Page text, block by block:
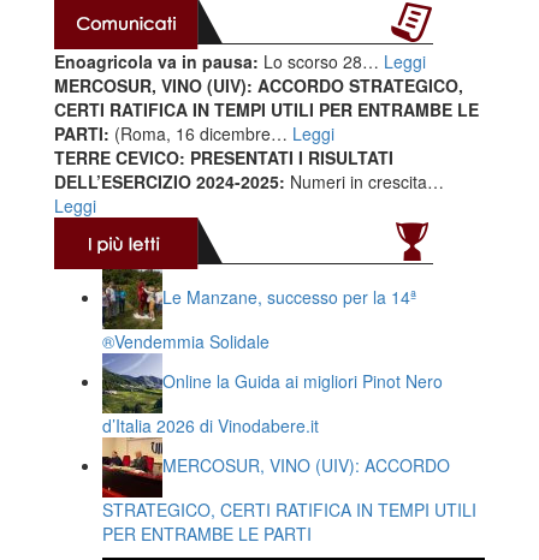
Enoagricola va in pausa: Lo scorso 28… Leggi
MERCOSUR, VINO (UIV): ACCORDO STRATEGICO,
CERTI RATIFICA IN TEMPI UTILI PER ENTRAMBE LE
PARTI: (Roma, 16 dicembre… Leggi
TERRE CEVICO: PRESENTATI I RISULTATI
DELL’ESERCIZIO 2024-2025: Numeri in crescita…
Leggi
Le Manzane, successo per la 14ª
®️Vendemmia Solidale
Online la Guida ai migliori Pinot Nero
d’Italia 2026 di Vinodabere.it
MERCOSUR, VINO (UIV): ACCORDO
STRATEGICO, CERTI RATIFICA IN TEMPI UTILI
PER ENTRAMBE LE PARTI